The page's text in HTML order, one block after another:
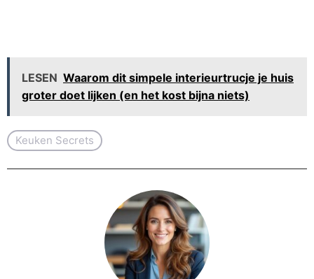
LESEN Waarom dit simpele interieurtrucje je huis
groter doet lijken (en het kost bijna niets)
Keuken Secrets